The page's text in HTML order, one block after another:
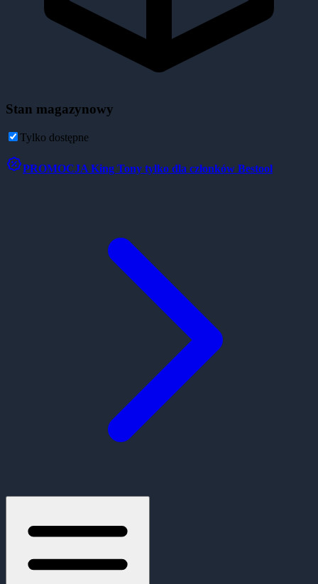
Stan magazynowy
Tylko dostępne
PROMOCJA King Tony tylko dla członków Bestool